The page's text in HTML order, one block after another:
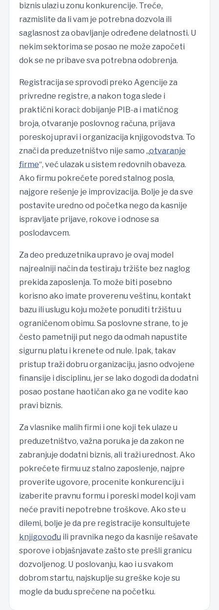
biznis ulazi u zonu konkurencije. Treće,
razmislite da li vam je potrebna dozvola ili
saglasnost za obavljanje određene delatnosti. U
nekim sektorima se posao ne može započeti
dok se ne pribave sva potrebna odobrenja.
Registracija se sprovodi preko Agencije za
privredne registre, a nakon toga slede i
praktični koraci: dobijanje PIB-a i matičnog
broja, otvaranje poslovnog računa, prijava
poreskoj upravi i organizacija knjigovodstva. To
znači da preduzetništvo nije samo „otvaranje
firme“, već ulazak u sistem redovnih obaveza.
Ako firmu pokrećete pored stalnog posla,
najgore rešenje je improvizacija. Bolje je da sve
postavite uredno od početka nego da kasnije
ispravljate prijave, rokove i odnose sa
poslodavcem.
Za deo preduzetnika upravo je ovaj model
najrealniji način da testiraju tržište bez naglog
prekida zaposlenja. To može biti posebno
korisno ako imate proverenu veštinu, kontakt
bazu ili uslugu koju možete ponuditi tržištu u
ograničenom obimu. Sa poslovne strane, to je
često pametniji put nego da odmah napustite
sigurnu platu i krenete od nule. Ipak, takav
pristup traži dobru organizaciju, jasno odvojene
finansije i disciplinu, jer se lako dogodi da dodatni
posao postane haotičan ako ga ne vodite kao
pravi biznis.
Za vlasnike malih firmi i one koji tek ulaze u
preduzetništvo, važna poruka je da zakon ne
zabranjuje dodatni biznis, ali traži urednost. Ako
pokrećete firmu uz stalno zaposlenje, najpre
proverite ugovore, procenite konkurenciju i
izaberite pravnu formu i poreski model koji vam
neće praviti nepotrebne troškove. Ako ste u
dilemi, bolje je da pre registracije konsultujete
knjigovođu ili pravnika nego da kasnije rešavate
sporove i objašnjavate zašto ste prešli granicu
dozvoljenog. U poslovanju, kao i u svakom
dobrom startu, najskuplje su greške koje su
mogle da budu sprečene na početku.